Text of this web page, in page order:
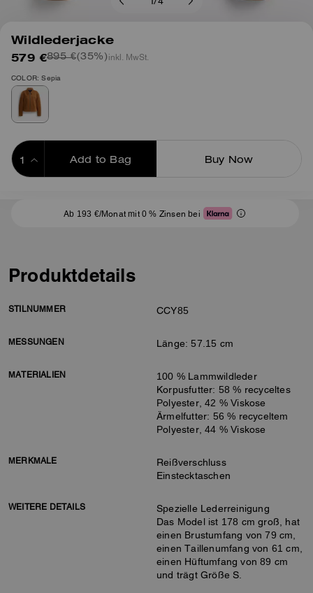
/4
Wildlederjacke
579 €895 €(35%) inkl. MwSt.
COLOR: Sepia
Add to Bag Buy Now
Ab 193 €/Monat mit 0 % Zinsen bei
Produktdetails
STILNUMMER CCY85
MESSUNGEN Länge: 57.15 cm
MATERIALIEN
100 % Lammwildleder
Korpusfutter: 58 % recyceltes
Polyester, 42 % Viskose
Ärmelfutter: 56 % recyceltem
Polyester, 44 % Viskose
MERKMALE
Reißverschluss
Einstecktaschen
WEITERE DETAILS
Spezielle Lederreinigung
Das Model ist 178 cm groß, hat
einen Brustumfang von 79 cm,
einen Taillenumfang von 61 cm,
einen Hüftumfang von 89 cm
und trägt Größe S.